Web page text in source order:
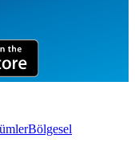
Bölgesel